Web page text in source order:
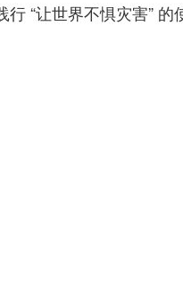
“让世界不惧灾害” 的